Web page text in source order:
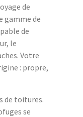
de
gamme de
de
le
Votre
: propre,
de toitures.
se